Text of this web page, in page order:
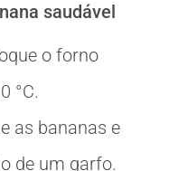
saudável
o forno
°C.
as bananas e
de um garfo.